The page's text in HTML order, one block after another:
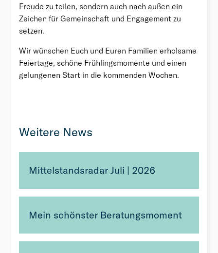
Freude zu teilen, sondern auch nach außen ein
Zeichen für Gemeinschaft und Engagement zu
setzen.
Wir wünschen Euch und Euren Familien erholsame
Feiertage, schöne Frühlingsmomente und einen
gelungenen Start in die kommenden Wochen.
Weitere News
Mittelstandsradar Juli | 2026
Mein schönster Beratungsmoment